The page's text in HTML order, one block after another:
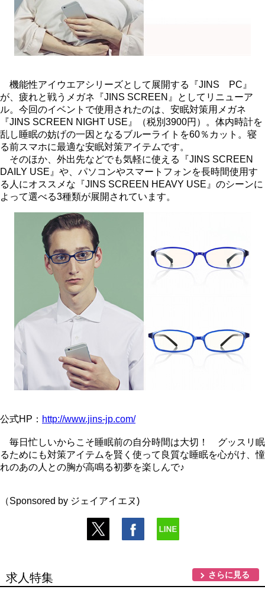
機能性アイウエアシリーズとして展開する『JINS PC』
が、疲れと戦うメガネ『JINS SCREEN』としてリニューア
ル。今回のイベントで使用されたのは、安眠対策用メガネ
『JINS SCREEN NIGHT USE』（税別3900円）。体内時計を
乱し睡眠の妨げの一因となるブルーライトを60％カット。寝
る前スマホに最適な安眠対策アイテムです。
そのほか、外出先などでも気軽に使える『JINS SCREEN
DAILY USE』や、パソコンやスマートフォンを長時間使用す
る人にオススメな『JINS SCREEN HEAVY USE』のシーンに
よって選べる3種類が展開されています。
公式HP： http://www.jins-jp.com/
毎日忙しいからこそ睡眠前の自分時間は大切！ グッスリ眠
るためにも対策アイテムを賢く使って良質な睡眠を心がけ、憧
れのあの人との胸が高鳴る初夢を楽しんで♪
（Sponsored by ジェイアイエヌ)
求人特集 さらに見る